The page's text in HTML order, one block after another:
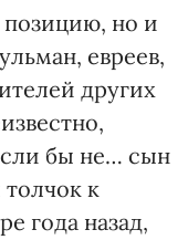
но и
евреев,
других
бы не… сын
к
года назад,